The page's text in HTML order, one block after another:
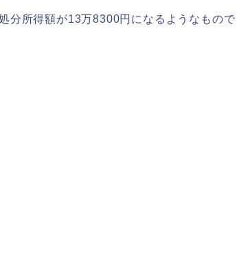
分所得額が13万8300円になるようなもので